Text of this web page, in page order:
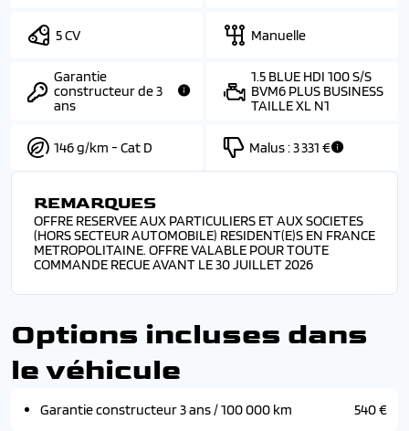
5 CV Manuelle
Garantie
constructeur de 3
ans
1.5 BLUE HDI 100 S/S
BVM6 PLUS BUSINESS
TAILLE XL N1
146 g/km - Cat D Malus :3 331 €
REMARQUES
OFFRE RESERVEE AUX PARTICULIERS ET AUX SOCIETES
(HORS SECTEUR AUTOMOBILE) RESIDENT(E)S EN FRANCE
METROPOLITAINE. OFFRE VALABLE POUR TOUTE
COMMANDE RECUE AVANT LE 30 JUILLET 2026
Options incluses dans
le véhicule
Garantie constructeur 3 ans / 100 000 km 540 €